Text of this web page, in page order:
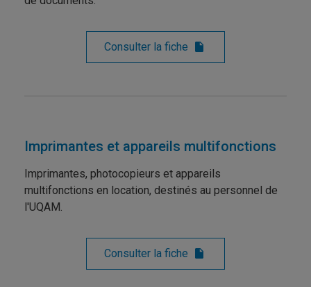
Consulter la fiche
Imprimantes et appareils multifonctions
Imprimantes, photocopieurs et appareils
multifonctions en location, destinés au personnel de
l'UQAM.
Consulter la fiche